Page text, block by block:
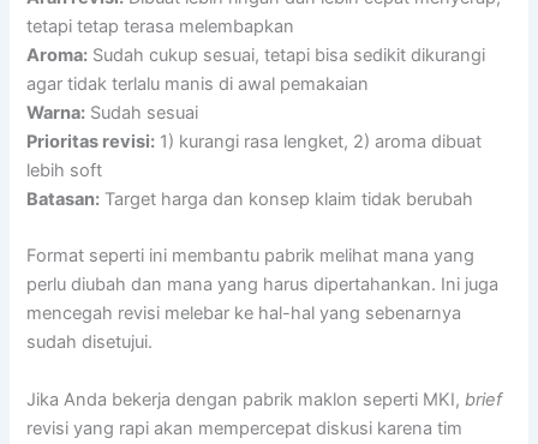
tetapi tetap terasa melembapkan
Aroma: Sudah cukup sesuai, tetapi bisa sedikit dikurangi
agar tidak terlalu manis di awal pemakaian
Warna: Sudah sesuai
Prioritas revisi: 1) kurangi rasa lengket, 2) aroma dibuat
lebih soft
Batasan: Target harga dan konsep klaim tidak berubah
Format seperti ini membantu pabrik melihat mana yang
perlu diubah dan mana yang harus dipertahankan. Ini juga
mencegah revisi melebar ke hal-hal yang sebenarnya
sudah disetujui.
Jika Anda bekerja dengan pabrik maklon seperti MKI,brief
revisi yang rapi akan mempercepat diskusi karena tim